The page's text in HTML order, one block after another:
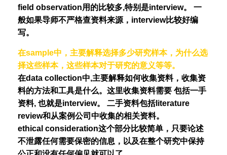
field observation用的比较多,特别是interview。 一
般如果导师不严格查资料来源，interview比较好编
写。
在sample中，主要解释选择多少研究样本，为什么选
择这些样本，这些样本对于研究的意义等等。
在data collection中,主要解释如何收集资料，收集资
料的方法和工具是什么。这里收集资料需要 包括一手
资料, 也就是interview。 二手资料包括literature
review和从案例公司中收集的相关资料。
ethical consideration这个部分比较简单，只要论述
不泄露任何需要保密的信息，以及在整个研究中保持